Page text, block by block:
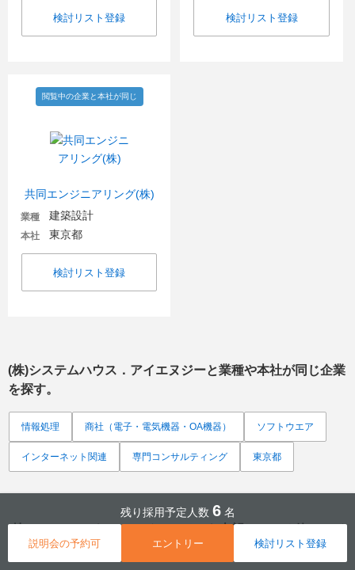
残り採用予定人数 6 名
説明会の予約可 エントリー 検討リスト登録
検討リスト登録 検討リスト登録
共同エンジニアリング(株)
閲覧中の企業と本社が同じ
業種 建築設計
本社 東京都
検討リスト登録
(株)システムハウス．アイエヌジーと業種や本社が同じ企業
を探す。
情報処理 商社（電子・電気機器・OA機器） ソフトウエア
インターネット関連 専門コンサルティング 東京都
(株)システムハウス．アイエヌジー
を志望している他のマイ
ナビ会員は、このような企業も志望しています。